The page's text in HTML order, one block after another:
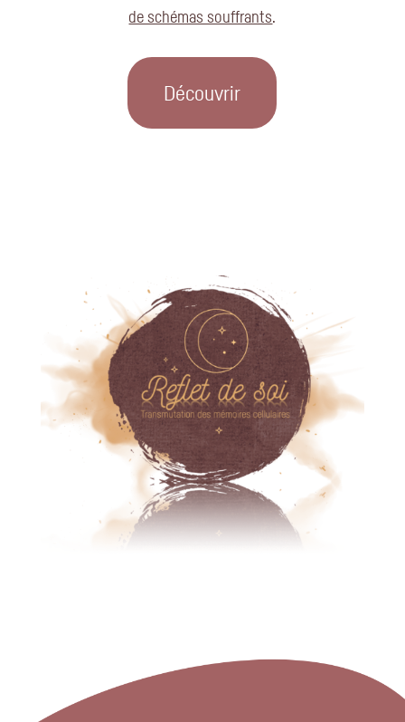
de schémas souffrants.
Découvrir